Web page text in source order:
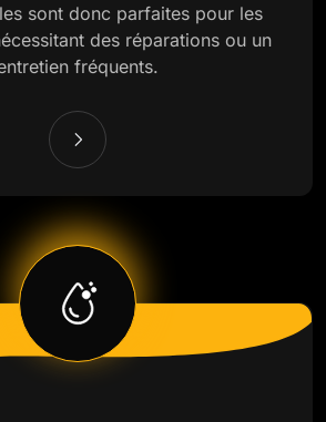
sont donc parfaites pour les
des réparations ou un
fréquents.